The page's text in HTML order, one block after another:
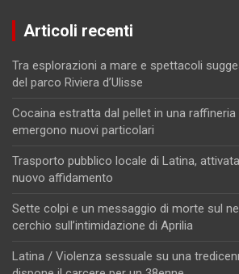
Articoli recenti
Tra esplorazioni a mare e spettacoli
del parco Riviera d’Ulisse
Cocaina estratta dal pellet in una raffineria
emergono nuovi particolari
Trasporto pubblico locale di Latina,
nuovo affidamento
Sette colpi e un messaggio di morte sul
cerchio sull’intimidazione di Aprilia
Latina / Violenza sessuale su una